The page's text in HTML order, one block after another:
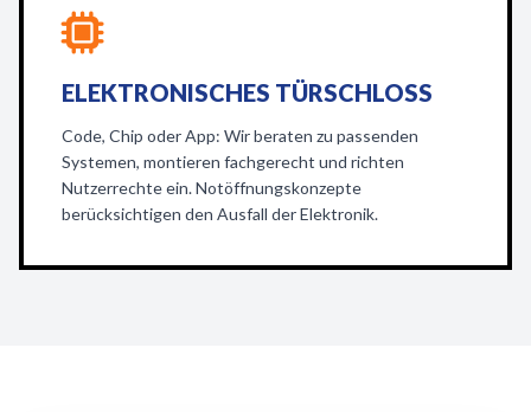
ELEKTRONISCHES TÜRSCHLOSS
Code, Chip oder App: Wir beraten zu passenden
Systemen, montieren fachgerecht und richten
Nutzerrechte ein. Notöffnungskonzepte
berücksichtigen den Ausfall der Elektronik.